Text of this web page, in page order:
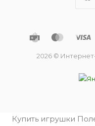
2026 ©
Купить игрушки